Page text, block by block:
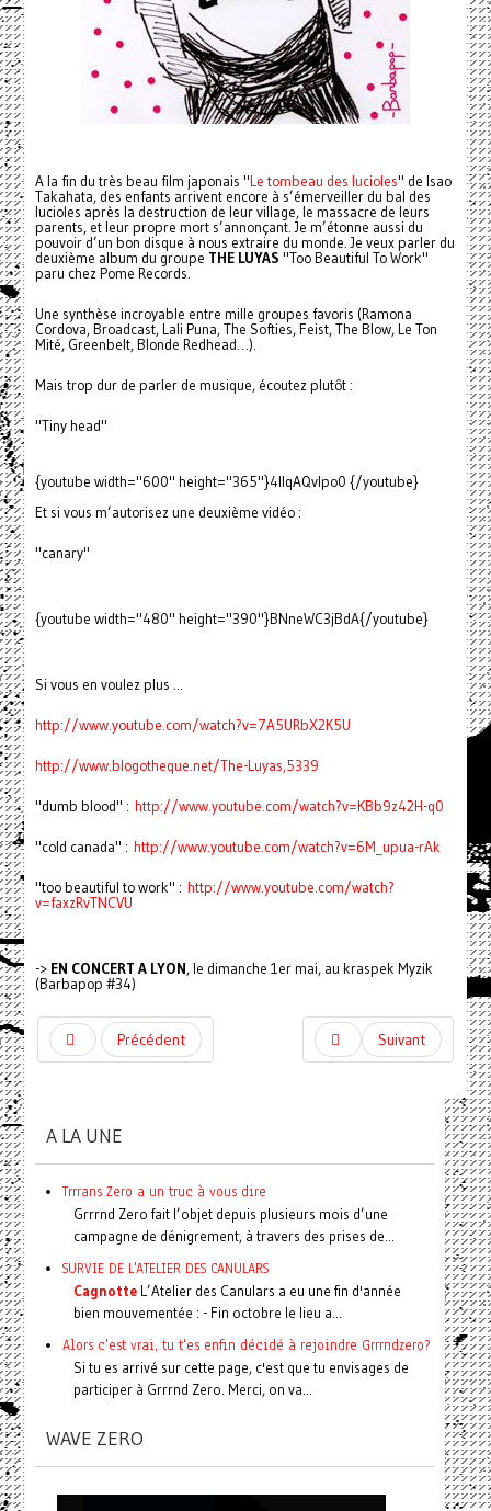
A la fin du très beau film japonais "Le tombeau des lucioles" de Isao
Takahata, des enfants arrivent encore à s’émerveiller du bal des
lucioles après la destruction de leur village, le massacre de leurs
parents, et leur propre mort s’annonçant. Je m’étonne aussi du
pouvoir d’un bon disque à nous extraire du monde. Je veux parler du
deuxième album du groupe THE LUYAS "Too Beautiful To Work"
paru chez Pome Records.
Une synthèse incroyable entre mille groupes favoris (Ramona
Cordova, Broadcast, Lali Puna, The Softies, Feist, The Blow, Le Ton
Mité, Greenbelt, Blonde Redhead…).
Mais trop dur de parler de musique, écoutez plutôt :
"Tiny head"
{youtube width="600" height="365"}4lIqAQvIpo0 {/youtube}
Et si vous m’autorisez une deuxième vidéo :
"canary"
{youtube width="480" height="390"}BNneWC3jBdA{/youtube}
Si vous en voulez plus ...
http://www.youtube.com/watch?v=7A5URbX2K5U
http://www.blogotheque.net/The-Luyas,5339
"dumb blood" : http://www.youtube.com/watch?v=KBb9z42H-q0
"cold canada" : http://www.youtube.com/watch?v=6M_upua-rAk
"too beautiful to work" : http://www.youtube.com/watch?
v=faxzRvTNCVU
-> EN CONCERT A LYON, le dimanche 1er mai, au kraspek Myzik
(Barbapop #34)
Précédent Suivant
A LA UNE
Trrrans Zero a un truc à vous dire
Grrrnd Zero fait l’objet depuis plusieurs mois d’une
campagne de dénigrement, à travers des prises de...
SURVIE DE L'ATELIER DES CANULARS
CagnotteL’Atelier des Canulars a eu une fin d'année
bien mouvementée : - Fin octobre le lieu a...
Alors c'est vrai, tu t'es enfin décidé à rejoindre Grrrndzero?
Si tu es arrivé sur cette page, c'est que tu envisages de
participer à Grrrnd Zero. Merci, on va...
WAVE ZERO